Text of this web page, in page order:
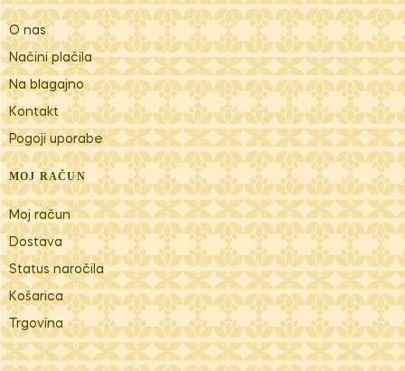
O nas
Načini plačila
Na blagajno
Kontakt
Pogoji uporabe
MOJ RAČUN
Moj račun
Dostava
Status naročila
Košarica
Trgovina